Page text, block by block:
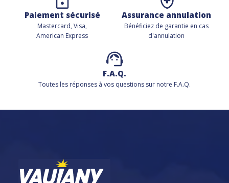
Paiement sécurisé
Mastercard, Visa,
American Express
Assurance annulation
Bénéficiez de garantie en cas
d'annulation
F.A.Q.
Toutes les réponses à vos questions sur notre F.A.Q.